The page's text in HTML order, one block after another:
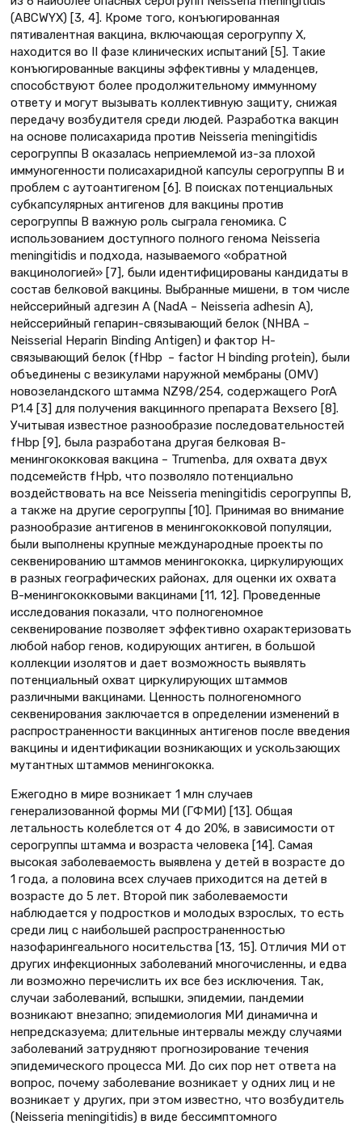
(ABCWYX) [3, 4]. Кроме того, конъюгированная
пятивалентная вакцина, включающая серо­группу X,
находится во II фазе клинических испытаний [5]. Такие
конъюгированные вакцины эффективны у младенцев,
способствуют более продолжительному иммунному
ответу и могут вызывать коллективную защиту, снижая
передачу возбудителя среди людей. Разработка вакцин
на основе полисахарида против Neisseria meningitidis
серогруппы B оказалась неприемлемой из-за плохой
иммуногенности полисахаридной капсулы серогруппы B и
проблем с аутоантигеном [6]. В поисках потенциальных
субкапсулярных антигенов для вакцины против
серогруппы B важную роль сыграла геномика. С
использованием доступного полного генома Neisseria
meningitidis и подхода, называемого «обратной
вакцинологией» [7], были идентифицированы кандидаты в
состав белковой вакцины. Выбранные мишени, в том числе
нейссерийный адгезин A (NadA – Neisseria adhesin A),
нейссерийный гепарин-связывающий белок (NHBA –
Neisserial Heparin Binding Antigen) и фактор Н-
связывающий белок (fHbp – factor H binding protein), были
объединены с везикулами наружной мембраны (OMV)
новозеландского штамма NZ98/254, содержащего PorA
P1.4 [3] для получения вакцинного препарата Bexsero [8].
Учитывая известное разнообразие последовательностей
fHbp [9], была разработана другая белковая В-
менингококковая вакцина – Trumenba, для охвата двух
подсемейств fHpb, что позволяло потенциально
воздействовать на все Neisseria meningitidis серогруппы B,
а также на другие серогруппы [10]. Принимая во внимание
разнообразие антигенов в менингококковой популяции,
были выполнены крупные международные проекты по
секвенированию штаммов менингококка, циркулирующих
в разных географических районах, для оценки их охвата
В-менингококковыми вакцинами [11, 12]. Проведенные
исследования показали, что полногеномное
секвенирование позволяет эффективно охарактеризовать
любой набор генов, кодирующих антиген, в большой
коллекции изолятов и дает возможность выявлять
потенциальный охват циркулирующих штаммов
различными вакцинами. Ценность полногеномного
секвенирования заключается в определении изменений в
распространенности вакцинных антигенов после введения
вакцины и идентификации возникающих и ускользающих
мутантных штаммов менингококка.
Ежегодно в мире возникает 1 млн случаев
генерализованной формы МИ (ГФМИ) [13]. ​​Общая
летальность колеблется от 4 до 20%, в зависимости от
серогруппы штамма и возраста человека [14]. Самая
высокая заболеваемость выявлена у детей в возрасте до
1 года, а половина всех случаев приходится на детей в
возрасте до 5 лет. Второй пик заболеваемости
наблюдается у подростков и молодых взрослых, то есть
среди лиц с наибольшей распространенностью
назофарингеального носительства [13, 15]. Отличия МИ от
других инфекционных заболеваний многочисленны, и едва
ли возможно перечислить их все без исключения. Так,
случаи заболеваний, вспышки, эпидемии, пандемии
возникают внезапно; эпидемиология МИ динамична и
непредсказуема; длительные интервалы между случаями
заболеваний затрудняют прогнозирование течения
эпидемического процесса МИ. До сих пор нет ответа на
вопрос, почему заболевание возникает у одних лиц и не
возникает у других, при этом известно, что возбудитель
(Neisseria meningitidis) в виде бессимптомного